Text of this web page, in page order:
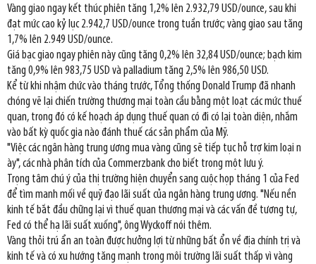
Vàng giao ngay kết thúc phiên tăng 1,2% lên 2.932,79 USD/ounce, sau khi
đạt mức cao kỷ lục 2.942,7 USD/ounce trong tuần trước; vàng giao sau tăng
1,7% lên 2.949 USD/ounce.
Giá bạc giao ngay phiên này cũng tăng 0,2% lên 32,84 USD/ounce; bạch kim
tăng 0,9% lên 983,75 USD và palladium tăng 2,5% lên 986,50 USD.
Kể từ khi nhậm chức vào tháng trước, Tổng thống Donald Trump đã nhanh
chóng vẽ lại chiến trường thương mại toàn cầu bằng một loạt các mức thuế
quan, trong đó có kế hoạch áp dụng thuế quan có đi có lại toàn diện, nhắm
vào bất kỳ quốc gia nào đánh thuế các sản phẩm của Mỹ.
"Việc các ngân hàng trung ương mua vàng cũng sẽ tiếp tục hỗ trợ kim loại n
ày", các nhà phân tích của Commerzbank cho biết trong một lưu ý.
Trọng tâm chú ý của thị trường hiện chuyển sang cuộc họp tháng 1 của Fed
để tìm manh mối về quỹ đạo lãi suất của ngân hàng trung ương. "Nếu nền
kinh tế bắt đầu chững lại vì thuế quan thương mại và các vấn đề tương tự,
Fed có thể hạ lãi suất xuống", ông Wyckoff nói thêm.
Vàng thỏi trú ẩn an toàn được hưởng lợi từ những bất ổn về địa chính trị và
kinh tế và có xu hướng tăng mạnh trong môi trường lãi suất thấp vì vàng